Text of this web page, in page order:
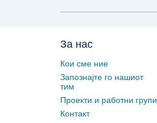
За нас
Кои сме ние
Запознајте го нашиот
тим
Проекти и работни групи
Контакт